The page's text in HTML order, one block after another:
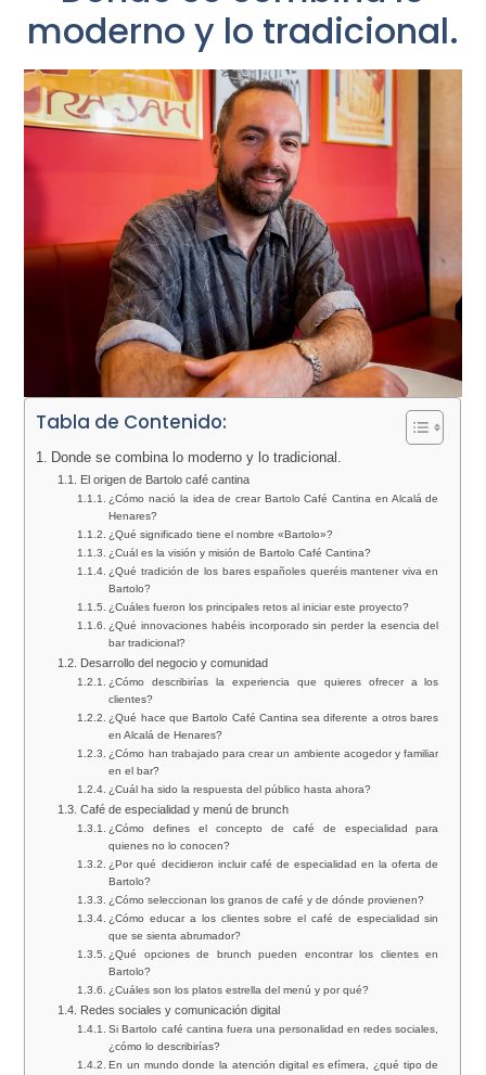
moderno y lo tradicional.
Tabla de Contenido:
Donde se combina lo moderno y lo tradicional.
El origen de Bartolo café cantina
¿Cómo nació la idea de crear Bartolo Café Cantina en Alcalá de
Henares?
¿Qué significado tiene el nombre «Bartolo»?
¿Cuál es la visión y misión de Bartolo Café Cantina?
¿Qué tradición de los bares españoles queréis mantener viva en
Bartolo?
¿Cuáles fueron los principales retos al iniciar este proyecto?
¿Qué innovaciones habéis incorporado sin perder la esencia del
bar tradicional?
Desarrollo del negocio y comunidad
¿Cómo describirías la experiencia que quieres ofrecer a los
clientes?
¿Qué hace que Bartolo Café Cantina sea diferente a otros bares
en Alcalá de Henares?
¿Cómo han trabajado para crear un ambiente acogedor y familiar
en el bar?
¿Cuál ha sido la respuesta del público hasta ahora?
Café de especialidad y menú de brunch
¿Cómo defines el concepto de café de especialidad para
quienes no lo conocen?
¿Por qué decidieron incluir café de especialidad en la oferta de
Bartolo?
¿Cómo seleccionan los granos de café y de dónde provienen?
¿Cómo educar a los clientes sobre el café de especialidad sin
que se sienta abrumador?
¿Qué opciones de brunch pueden encontrar los clientes en
Bartolo?
¿Cuáles son los platos estrella del menú y por qué?
Redes sociales y comunicación digital
Si Bartolo café cantina fuera una personalidad en redes sociales,
¿cómo lo describirías?
En un mundo donde la atención digital es efímera, ¿qué tipo de